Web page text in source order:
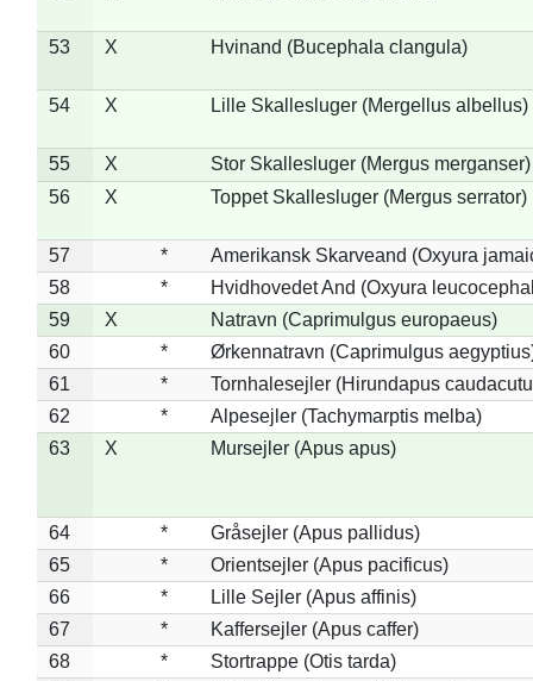
53 X Hvinand (Bucephala clangula)
54 X Lille Skallesluger (Mergellus albellus)
55 X
Stor Skallesluger (Mergus merganser)
56
X Toppet Skallesluger (Mergus serrator)
57 *
Amerikansk Skarveand (Oxyura
58
*
Hvidhovedet And (Oxyura
59
X
Natravn (Caprimulgus europaeus)
60
*
Ørkennatravn (Caprimulgus
61
*
Tornhalesejler (Hirundapus
62
*
Alpesejler (Tachymarptis melba)
63
X Mursejler (Apus apus)
64 *
Gråsejler (Apus pallidus)
65
*
Orientsejler (Apus pacificus)
66
*
Lille Sejler (Apus affinis)
67
*
Kaffersejler (Apus caffer)
68
*
Stortrappe (Otis tarda)